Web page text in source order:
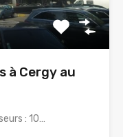
à Cergy au
: 10…